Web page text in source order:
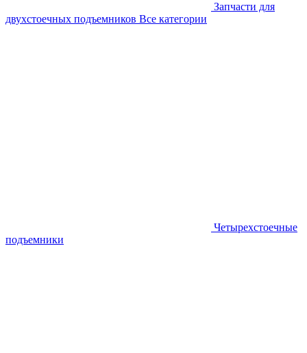
Запчасти для
двухстоечных подъемников Все категории
Четырехстоечные
подъемники